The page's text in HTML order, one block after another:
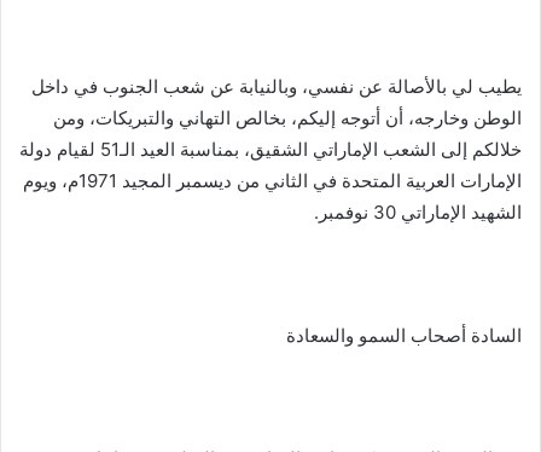
يطيب لي بالأصالة عن نفسي، وبالنيابة عن شعب الجنوب في داخل
الوطن وخارجه، أن أتوجه إليكم، بخالص التهاني والتبريكات، ومن
خلالكم إلى الشعب الإماراتي الشقيق، بمناسبة العيد الـ51 لقيام دولة
الإمارات العربية المتحدة في الثاني من ديسمبر المجيد 1971م، ويوم
الشهيد الإماراتي 30 نوفمبر.
السادة أصحاب السمو والسعادة